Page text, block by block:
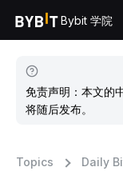
Bybit 学院
免责声明：本文的
将随后发布。
Topics Daily